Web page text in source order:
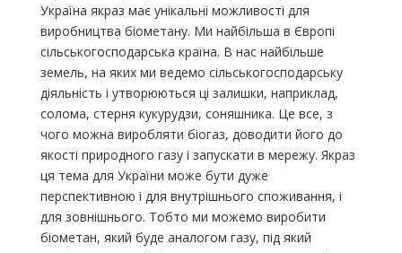
Україна якраз має унікальні можливості для
виробництва біометану. Ми найбільша в Європі
сільськогосподарська країна. В нас найбільше
земель, на яких ми ведемо сільськогосподарську
діяльність і утворюються ці залишки, наприклад,
солома, стерня кукурудзи, соняшника. Це все, з
чого можна виробляти біогаз, доводити його до
якості природного газу і запускати в мережу. Якраз
ця тема для України може бути дуже
перспективною і для внутрішнього споживання, і
для зовнішнього. Тобто ми можемо виробити
біометан, який буде аналогом газу, під який